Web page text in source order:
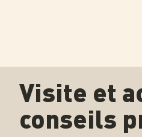
Visite et
conseils